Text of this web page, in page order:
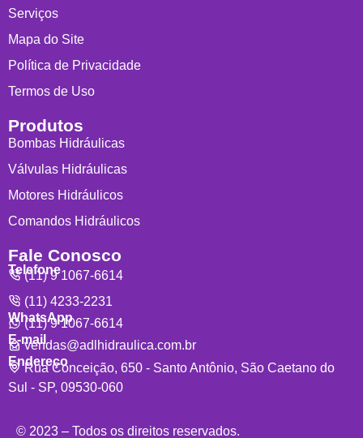
Serviços
Mapa do Site
Política de Privacidade
Termos de Uso
Produtos
Bombas Hidráulicas
Válvulas Hidráulicas
Motores Hidráulicos
Comandos Hidráulicos
Fale Conosco
Telefone
(11) 9 1067-6614
(11) 4233-2231
WhatsApp
(11) 9 1067-6614
E-mail
vendas@adlhidraulica.com.br
Endereço
Rua Conceição, 650 - Santo Antônio, São Caetano do
Sul - SP, 09530-060
© 2023 – Todos os direitos reservados.